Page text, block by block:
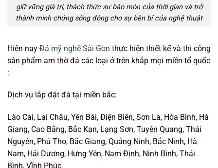
giữ vững giá trị, thách thức sự bào mòn của thời gian và trở
thành minh chứng sống động cho sự bền bỉ của nghệ thuật
Hiện nay Đá mỹ nghệ Sài Gòn thực hiện thiết kế và thi công
sản phẩm am thờ đá các loại ở trên khắp mọi miền tổ quốc
:
Dịch vụ lắp đặt đá tại miền bắc:
Lào Cai, Lai Châu, Yên Bái, Điện Biên, Sơn La, Hòa Bình, Hà
Giang, Cao Bằng, Bắc Kạn, Lạng Sơn, Tuyên Quang, Thái
Nguyên, Phú Thọ, Bắc Giang, Quảng Ninh, Bắc Ninh, Hà
Nam, Hải Dương, Hưng Yên, Nam Định, Ninh Bình, Thái
Bình, Vĩnh Phúc.